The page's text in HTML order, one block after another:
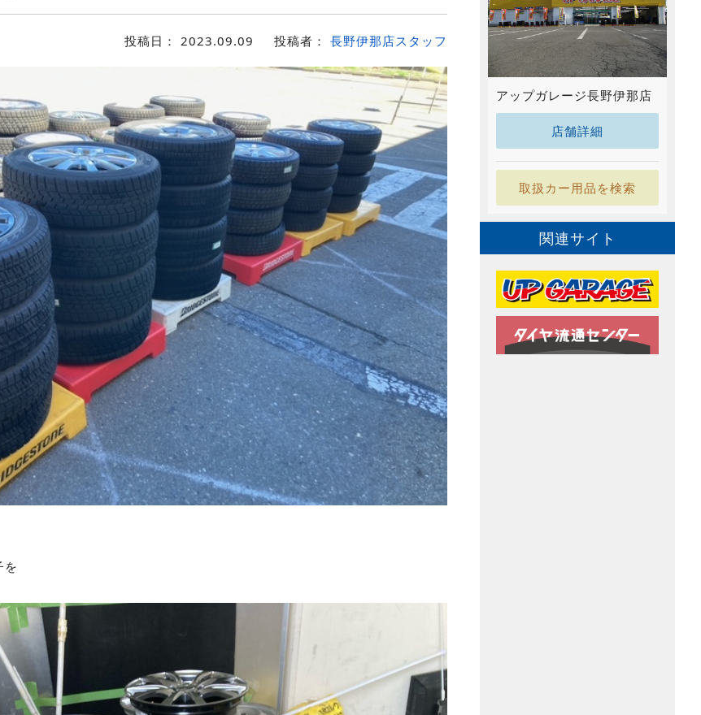
投稿日： 2023.09.09 投稿者： 長野伊那店スタッフ
を
アップガレージ長野伊那店
店舗詳細
取扱カー用品を検索
関連サイト